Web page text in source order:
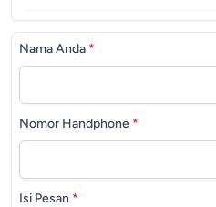
Nama Anda *
Nomor Handphone *
Isi Pesan *